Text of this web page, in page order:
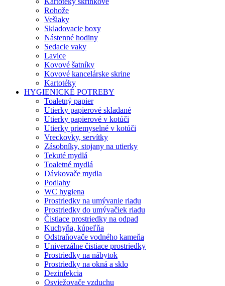
Rohože
Vešiaky
Skladovacie boxy
Nástenné hodiny
Sedacie vaky
Lavice
Kovové šatníky
Kovové kancelárske skrine
Kartotéky
HYGIENICKÉ POTREBY
Toaletný papier
Utierky papierové skladané
Utierky papierové v kotúči
Utierky priemyselné v kotúči
Vreckovky, servítky
Zásobníky, stojany na utierky
Tekuté mydlá
Toaletné mydlá
Dávkovače mydla
Podlahy
WC hygiena
Prostriedky na umývanie riadu
Prostriedky do umývačiek riadu
Čistiace prostriedky na odpad
Kuchyňa, kúpeľňa
Odstraňovače vodného kameňa
Univerzálne čistiace prostriedky
Prostriedky na nábytok
Prostriedky na okná a sklo
Dezinfekcia
Osviežovače vzduchu